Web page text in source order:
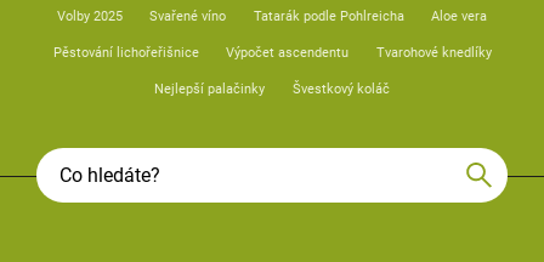
Volby 2025 Svařené víno Tatarák podle Pohlreicha Aloe vera
Pěstování lichořeřišnice Výpočet ascendentu Tvarohové knedlíky
Nejlepší palačinky Švestkový koláč